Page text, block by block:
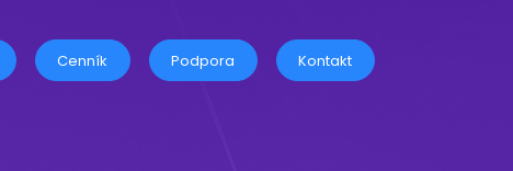
Cenník Podpora Kontakt